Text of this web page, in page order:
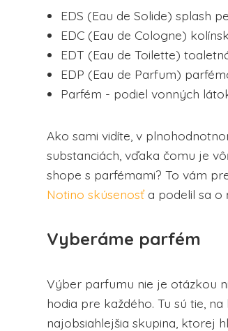
EDS (Eau de Solide) splash
EDC (Eau de Cologne)
EDT (Eau de Toilette)
EDP ​​(Eau de Parfum)
Parfém - podiel vonných
Ako sami vidíte, v
substanciách, vďaka čomu je
shope s parfémami? To vám
Notino skúsenosťa podelil sa o
Vyberáme parfém
Výber parfumu nie je otázkou
hodia pre každého. Tu sú tie,
najobsiahlejšia skupina, ktorej